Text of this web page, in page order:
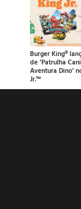
Burger King®
de ‘Patrulha
Aventura Dino’
Jr.™